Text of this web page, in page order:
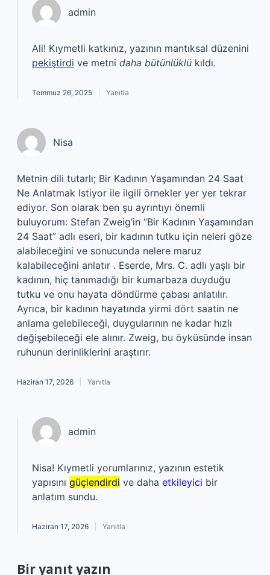
admin
Ali! Kıymetli katkınız, yazının mantıksal düzenini
pekiştirdi ve metni daha bütünlüklü kıldı.
Temmuz 26, 2025 Yanıtla
Nisa
Metnin dili tutarlı; Bir Kadının Yaşamından 24 Saat
Ne Anlatmak Istiyor ile ilgili örnekler yer yer tekrar
ediyor. Son olarak ben şu ayrıntıyı önemli
buluyorum: Stefan Zweig’in “Bir Kadının Yaşamından
24 Saat” adlı eseri, bir kadının tutku için neleri göze
alabileceğini ve sonucunda nelere maruz
kalabileceğini anlatır . Eserde, Mrs. C. adlı yaşlı bir
kadının, hiç tanımadığı bir kumarbaza duyduğu
tutku ve onu hayata döndürme çabası anlatılır.
Ayrıca, bir kadının hayatında yirmi dört saatin ne
anlama gelebileceği, duygularının ne kadar hızlı
değişebileceği ele alınır. Zweig, bu öyküsünde insan
ruhunun derinliklerini araştırır.
Haziran 17, 2026 Yanıtla
admin
Nisa! Kıymetli yorumlarınız, yazının estetik
yapısını güçlendirdi ve daha etkileyici bir
anlatım sundu.
Haziran 17, 2026 Yanıtla
Bir yanıt yazın